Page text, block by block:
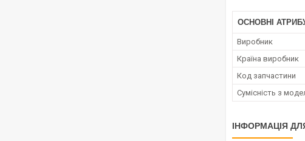
ОСНОВНІ
Виробник
Країна виробник
Код запчастини
Сумісність з
ІНФОРМАЦІЯ